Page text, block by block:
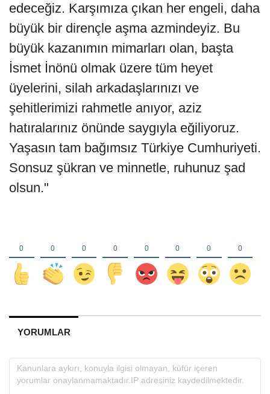
edeceğiz. Karşımıza çıkan her engeli, daha
büyük bir dirençle aşma azmindeyiz. Bu
büyük kazanımın mimarları olan, başta
İsmet İnönü olmak üzere tüm heyet
üyelerini, silah arkadaşlarınızı ve
şehitlerimizi rahmetle anıyor, aziz
hatıralarınız önünde saygıyla eğiliyoruz.
Yaşasın tam bağımsız Türkiye Cumhuriyeti.
Sonsuz şükran ve minnetle, ruhunuz şad
olsun."
YORUMLAR